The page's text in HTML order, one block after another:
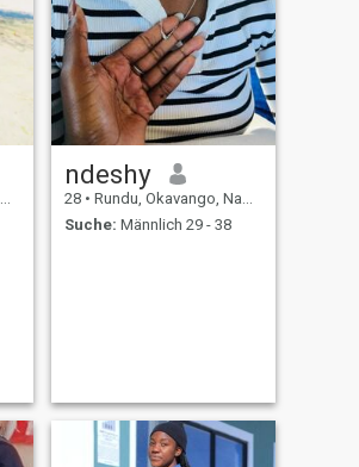
ndeshy
28 • Rundu, Okavango, Namibia
Suche: Männlich 29 - 38